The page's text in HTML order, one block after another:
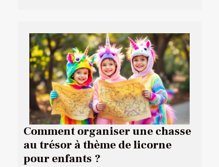
Comment organiser une chasse
au trésor à thème de licorne
pour enfants ?